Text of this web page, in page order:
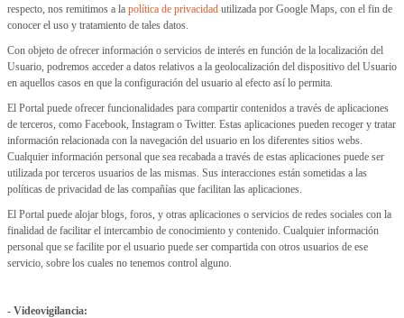
respecto, nos remitimos a la política de privacidadutilizada por Google Maps, con el fin de
conocer el uso y tratamiento de tales datos.
Con objeto de ofrecer información o servicios de interés en función de la localización del
Usuario, podremos acceder a datos relativos a la geolocalización del dispositivo del Usuario
en aquellos casos en que la configuración del usuario al efecto así lo permita.
El Portal puede ofrecer funcionalidades para compartir contenidos a través de aplicaciones
de terceros, como Facebook, Instagram o Twitter. Estas aplicaciones pueden recoger y tratar
información relacionada con la navegación del usuario en los diferentes sitios webs.
Cualquier información personal que sea recabada a través de estas aplicaciones puede ser
utilizada por terceros usuarios de las mismas. Sus interacciones están sometidas a las
políticas de privacidad de las compañías que facilitan las aplicaciones.
El Portal puede alojar blogs, foros, y otras aplicaciones o servicios de redes sociales con la
finalidad de facilitar el intercambio de conocimiento y contenido. Cualquier información
personal que se facilite por el usuario puede ser compartida con otros usuarios de ese
servicio, sobre los cuales no tenemos control alguno.
- Videovigilancia: